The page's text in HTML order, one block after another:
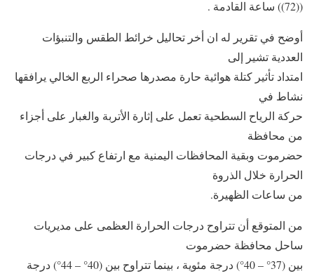
((72)) ساعة القادمة .
أوضح في تقرير له ان أخر تحاليل خرائط الطقس والتنبؤات
العددية تشير إلى
امتداد تأثير كتلة هوائية حارة مصدرها صحراء الربع الخالي يرافقها
نشاط في
حركة الرياح السطحية تعمل على إثارة الأتربة والغبار على أجزاء
من محافظة
حضرموت وبقية المحافظات اليمنية مع ارتفاع كبير في درجات
الحرارة خلال الذروة
من ساعات الظهيرة.
من المتوقع أن تتراوح درجات الحرارة العظمى على مديريات
ساحل محافظة حضرموت
بين (37° – 40°) درجة مئوية ، بينما تتراوح بين (40° – 44°) درجة